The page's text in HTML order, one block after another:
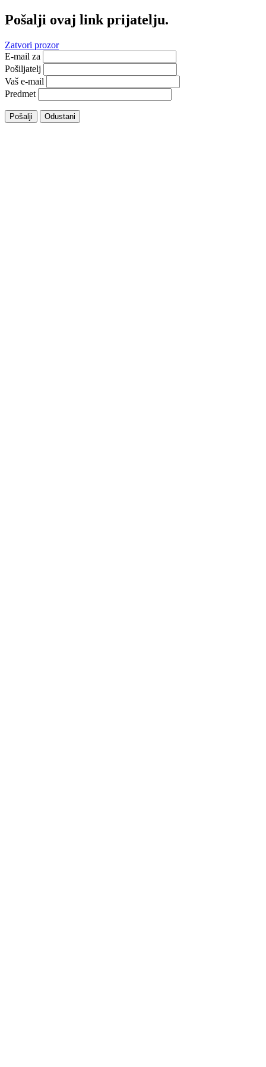
Pošalji ovaj link prijatelju.
Zatvori prozor
E-mail za
Pošiljatelj
Vaš e-mail
Predmet
Pošalji Odustani